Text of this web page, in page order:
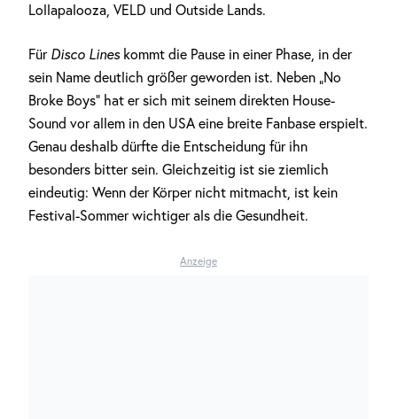
Lollapalooza, VELD und Outside Lands.
Für Disco Lineskommt die Pause in einer Phase, in der
sein Name deutlich größer geworden ist. Neben „No
Broke Boys“ hat er sich mit seinem direkten House-
Sound vor allem in den USA eine breite Fanbase erspielt.
Genau deshalb dürfte die Entscheidung für ihn
besonders bitter sein. Gleichzeitig ist sie ziemlich
eindeutig: Wenn der Körper nicht mitmacht, ist kein
Festival-Sommer wichtiger als die Gesundheit.
Anzeige